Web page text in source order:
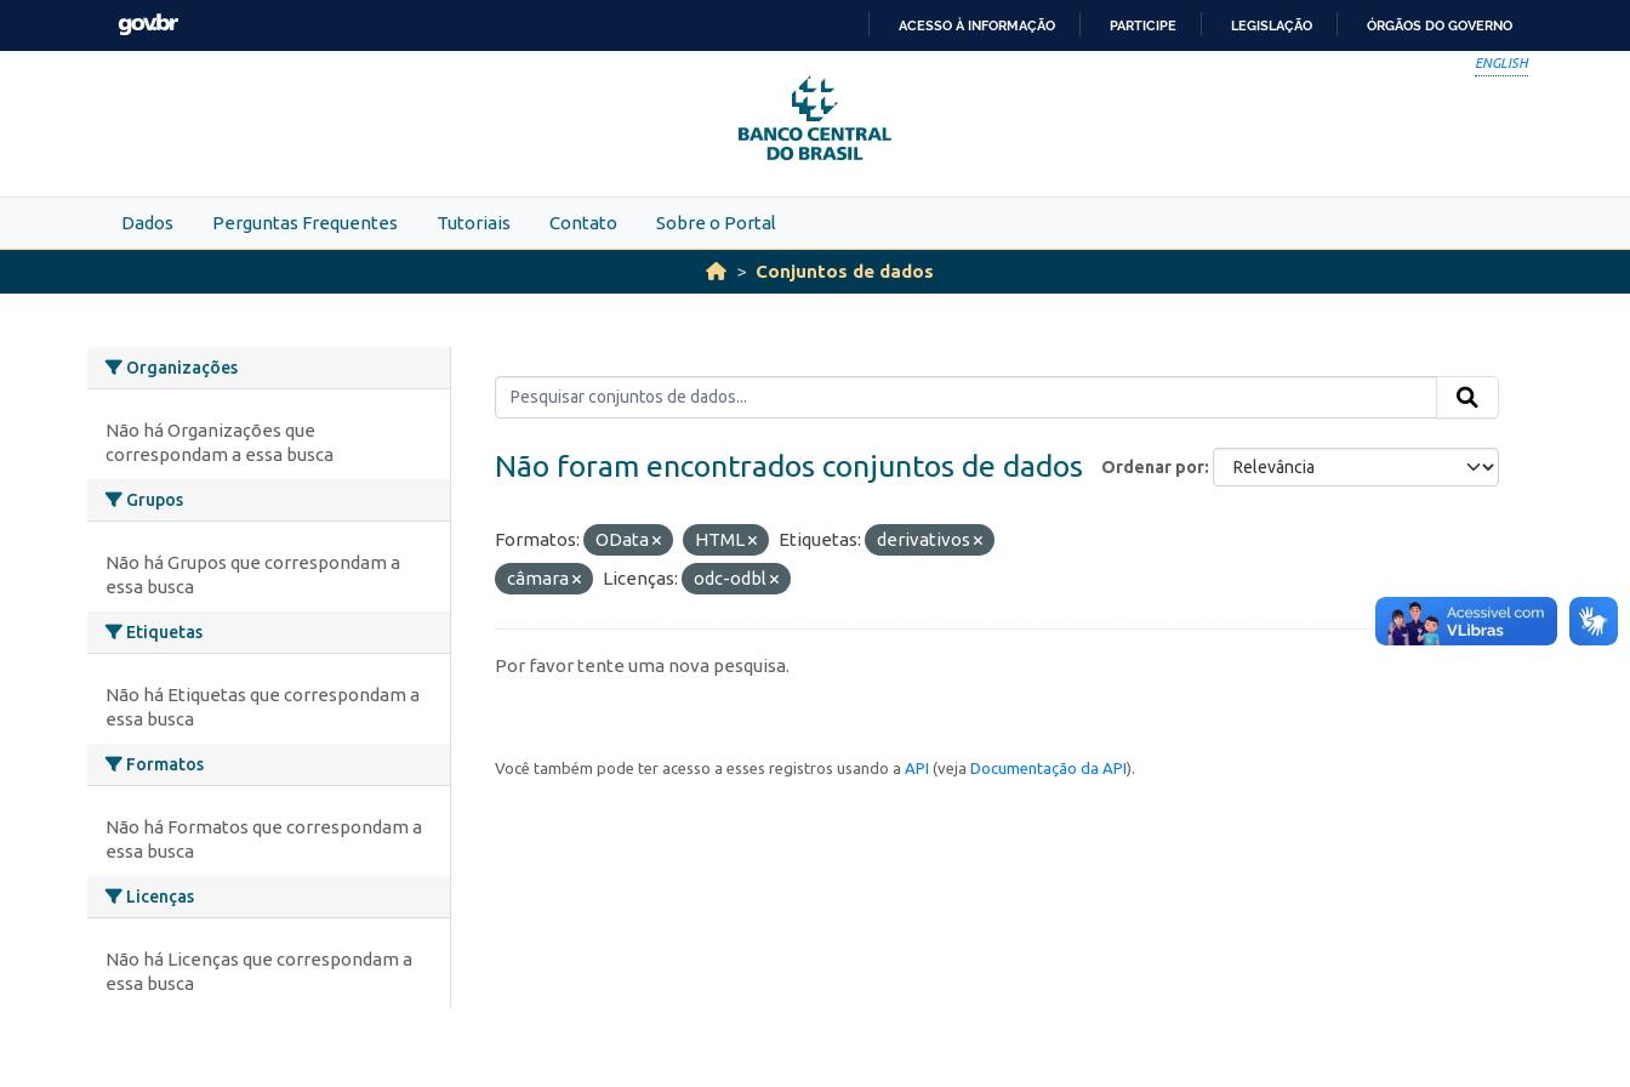
Skip to main content
PARA
O
CONTEÚDO
ACESSO À INFORMAÇÃO PARTICIPE LEGISLAÇÃO ÓRGÃOS DO GOVERNO
ENGLISH
Dados Perguntas Frequentes Tutoriais Contato Sobre o Portal
Conjuntos de dados
Organizações
Não há Organizações que
correspondam a essa busca
Grupos
Não há Grupos que correspondam a
essa busca
Etiquetas
Não há Etiquetas que correspondam a
essa busca
Formatos
Não há Formatos que correspondam a
essa busca
Licenças
Não há Licenças que correspondam a
essa busca
Ordenar por
Não foram encontrados conjuntos de dados
Formatos: OData HTML Etiquetas:
derivativos
câmara
Licenças: odc-odbl
Por favor tente uma nova pesquisa.
Você também pode ter acesso a esses registros usando a API (veja Documentação da API).